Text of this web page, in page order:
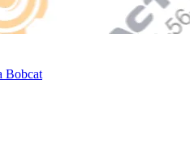
Bobcat